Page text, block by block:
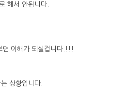
해서 안됩니다.
면 이해가 되실겁니다.!!!
상황입니다.